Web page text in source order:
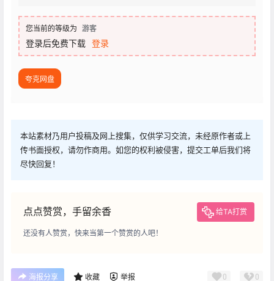
您当前的等级为 游客
登录后免费下载 登录
夸克网盘
本站素材乃用户投稿及网上搜集，仅供学习交流，未经原作者或上
传书面授权，请勿作商用。如您的权利被侵害，提交工单后我们将
尽快回复！
点点赞赏，手留余香 给TA打赏
还没有人赞赏，快来当第一个赞赏的人吧！
海报分享 收藏 举报 0 0